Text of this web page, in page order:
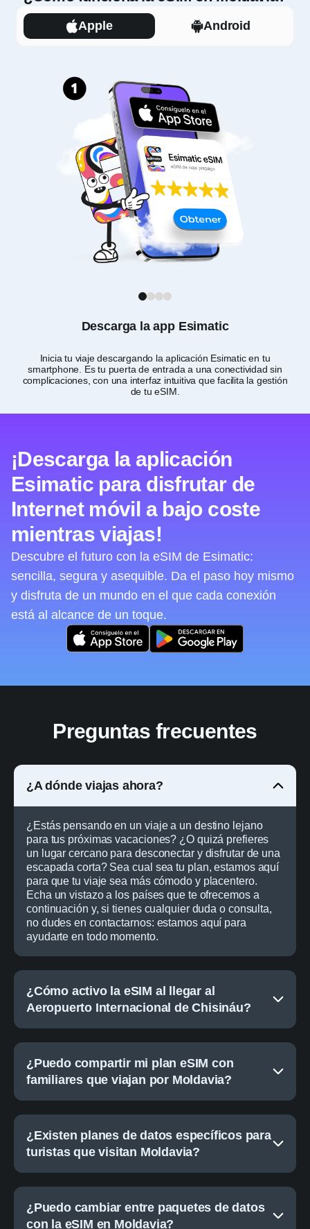
Apple Android
Descarga la app Esimatic
Inicia tu viaje descargando la aplicación Esimatic en tu
smartphone. Es tu puerta de entrada a una conectividad sin
complicaciones, con una interfaz intuitiva que facilita la gestión
de tu eSIM.
1
¡Descarga la aplicación
Esimatic para disfrutar de
Internet móvil a bajo coste
mientras viajas!
Descubre el futuro con la eSIM de Esimatic:
sencilla, segura y asequible. Da el paso hoy mismo
y disfruta de un mundo en el que cada conexión
está al alcance de un toque.
Preguntas frecuentes
¿A dónde viajas ahora?
¿Estás pensando en un viaje a un destino lejano
para tus próximas vacaciones? ¿O quizá prefieres
un lugar cercano para desconectar y disfrutar de una
escapada corta? Sea cual sea tu plan, estamos aquí
para que tu viaje sea más cómodo y placentero.
Echa un vistazo a los países que te ofrecemos a
continuación y, si tienes cualquier duda o consulta,
no dudes en contactarnos: estamos aquí para
ayudarte en todo momento.
¿Cómo activo la eSIM al llegar al
Aeropuerto Internacional de Chisináu?
¿Puedo compartir mi plan eSIM con
familiares que viajan por Moldavia?
¿Existen planes de datos específicos para
turistas que visitan Moldavia?
¿Puedo cambiar entre paquetes de datos
con la eSIM en Moldavia?